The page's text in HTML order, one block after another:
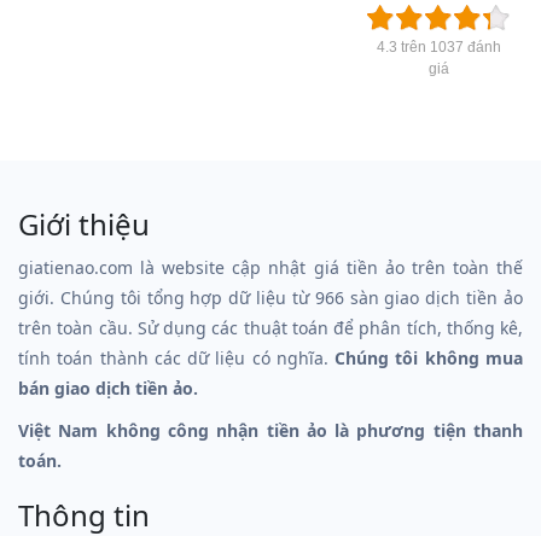
4.3 trên 1037 đánh
giá
Giới thiệu
giatienao.com là website cập nhật giá tiền ảo trên toàn thế
giới. Chúng tôi tổng hợp dữ liệu từ 966 sàn giao dịch tiền ảo
trên toàn cầu. Sử dụng các thuật toán để phân tích, thống kê,
tính toán thành các dữ liệu có nghĩa.Chúng tôi không mua
bán giao dịch tiền ảo.
Việt Nam không công nhận tiền ảo là phương tiện thanh
toán.
Thông tin